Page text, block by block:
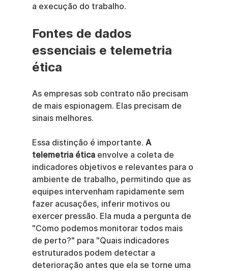
a execução do trabalho.
Fontes de dados
essenciais e telemetria
ética
As empresas sob contrato não precisam
de mais espionagem. Elas precisam de
sinais melhores.
Essa distinção é importante. A
telemetria ética envolve a coleta de
indicadores objetivos e relevantes para o
ambiente de trabalho, permitindo que as
equipes intervenham rapidamente sem
fazer acusações, inferir motivos ou
exercer pressão. Ela muda a pergunta de
"Como podemos monitorar todos mais
de perto?" para "Quais indicadores
estruturados podem detectar a
deterioração antes que ela se torne uma